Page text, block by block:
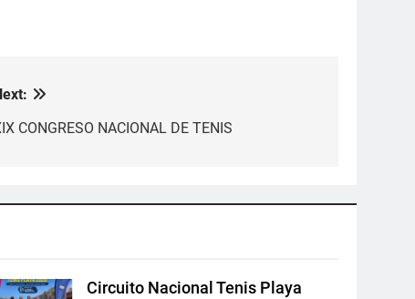
CONGRESO NACIONAL DE TENIS
Circuito Nacional Tenis Playa